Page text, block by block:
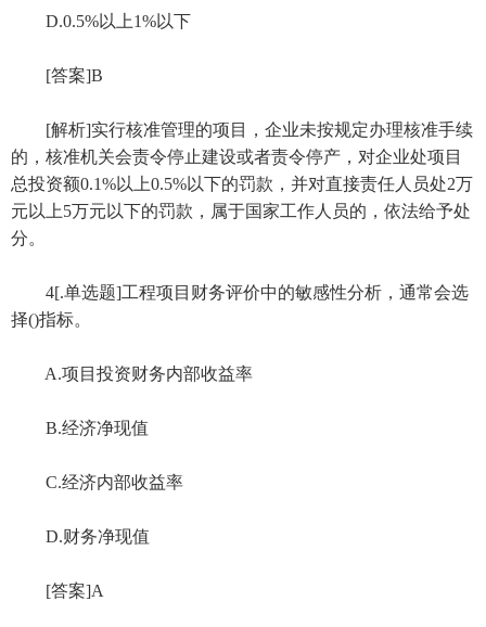
D.0.5%以上1%以下
[答案]B
[解析]实行核准管理的项目，企业未按规定办理核准手续
的，核准机关会责令停止建设或者责令停产，对企业处项目
总投资额0.1%以上0.5%以下的罚款，并对直接责任人员处2万
元以上5万元以下的罚款，属于国家工作人员的，依法给予处
分。
4[.单选题]工程项目财务评价中的敏感性分析，通常会选
择()指标。
A.项目投资财务内部收益率
B.经济净现值
C.经济内部收益率
D.财务净现值
[答案]A